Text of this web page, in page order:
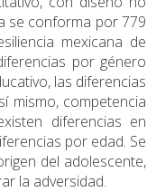
se conforma por 779
mexicana de
por género
las diferencias
mismo, competencia
diferencias en
por edad. Se
del adolescente,
la adversidad.